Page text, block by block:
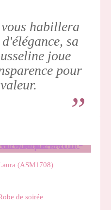
habillera
sa
joue
pour
(ASM1708)
de soirée